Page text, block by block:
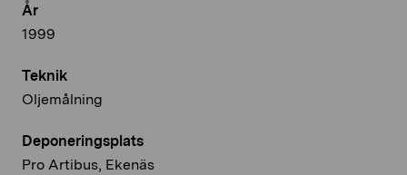
År
1999
Teknik
Oljemålning
Deponeringsplats
Pro Artibus, Ekenäs